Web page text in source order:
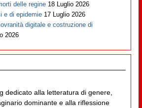
delle regine 18 Luglio 2026
e di epidemie 17 Luglio 2026
digitale e costruzione di
2026
dedicato alla letteratura di genere,
dominante e alla riflessione